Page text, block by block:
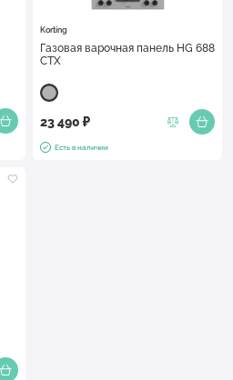
Korting
Газовая варочная панель HG 688
CTX
23 490 ₽
Есть в наличии